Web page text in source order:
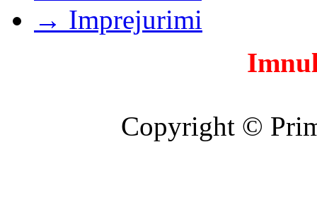
→ Imprejurimi
Copyright ©